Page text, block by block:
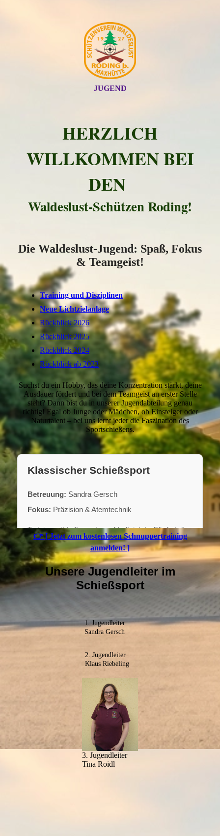
JUGEND
HERZLICH
WILLKOMMEN BEI
DEN
Waldeslust-Schützen Roding!
Die Waldeslust-Jugend: Spaß, Fokus
& Teamgeist!
Training und Disziplinen
Neue Lichtzielanlage
Rückblick 2026
Rückblick 2025
Rückblick 2024
Rückblick ab 2023
Suchst du ein Hobby, das deine Konzentration stärkt, deine
Ausdauer fördert und bei dem Teamgeist an erster Stelle
steht? Dann bist du in unserer Jugendabteilung genau
richtig! Egal ob Junge oder Mädchen, ob Einsteiger oder
Naturtalent – bei uns lernt jeder die Faszination des
Sportschießens.
👉 [ Jetzt zum kostenlosen Schnuppertraining
anmelden! ]
Unsere Jugendleiter im
Schießsport
1. Jugendleiter
Sandra Gersch
2. Jugendleiter
Klaus Riebeling
3. Jugendleiter
Tina Roidl